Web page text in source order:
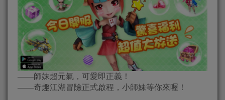
——師妹超元氣，可愛即正義！
——奇趣江湖冒險正式啟程，小師妹等你來喔！